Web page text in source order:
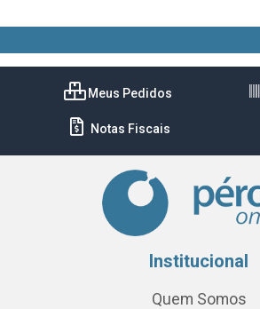
Meus Pedidos
Notas Fiscais
Institucional
Quem Somos